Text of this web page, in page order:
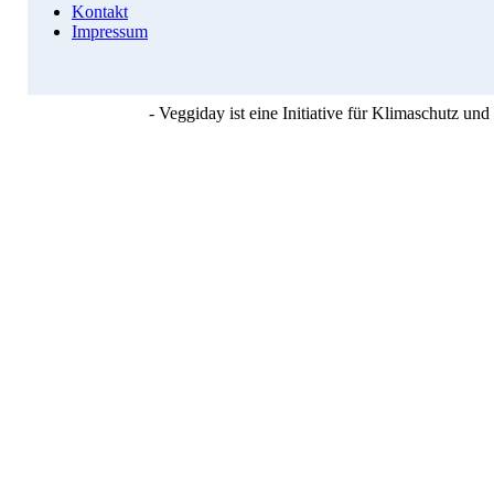
Kontakt
Impressum
- Veggiday ist eine Initiative für Klimaschutz